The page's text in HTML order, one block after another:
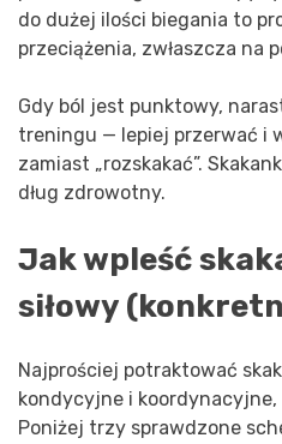
do dużej ilości biegania to
przeciążenia, zwłaszcza na
Gdy ból jest punktowy,
treningu — lepiej przerwać i
zamiast „rozskakać”.
dług zdrowotny.
Jak wpleść
siłowy
Najprościej potraktować
kondycyjne i koordynacyjne,
Poniżej trzy sprawdzone